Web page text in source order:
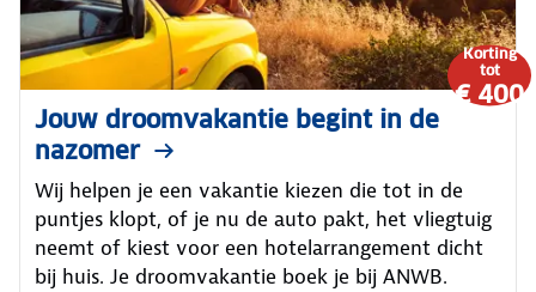
Korting
tot
€ 400
Jouw droomvakantie begint in de
nazomer
Wij helpen je een vakantie kiezen die tot in de
puntjes klopt, of je nu de auto pakt, het vliegtuig
neemt of kiest voor een hotelarrangement dicht
bij huis. Je droomvakantie boek je bij ANWB.